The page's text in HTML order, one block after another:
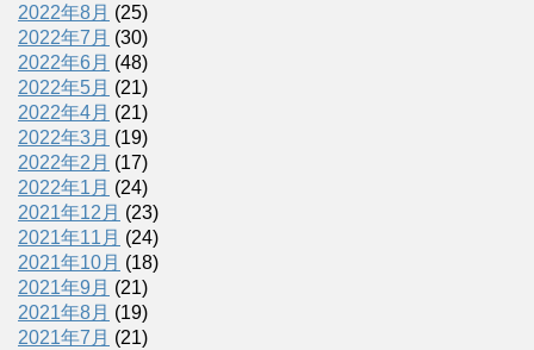
2022年8月 (25)
2022年7月 (30)
2022年6月 (48)
2022年5月 (21)
2022年4月 (21)
2022年3月 (19)
2022年2月 (17)
2022年1月 (24)
2021年12月 (23)
2021年11月 (24)
2021年10月 (18)
2021年9月 (21)
2021年8月 (19)
2021年7月 (21)